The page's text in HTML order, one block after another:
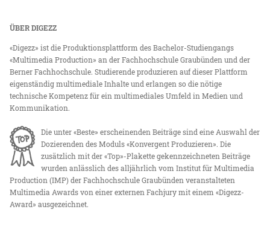
ÜBER DIGEZZ
«Digezz» ist die Produktionsplattform des Bachelor-Studiengangs
«Multimedia Production» an der Fachhochschule Graubünden und der
Berner Fachhochschule. Studierende produzieren auf dieser Plattform
eigenständig multimediale Inhalte und erlangen so die nötige
technische Kompetenz für ein multimediales Umfeld in Medien und
Kommunikation.
Die unter «Beste» erscheinenden Beiträge sind eine Auswahl der
Dozierenden des Moduls «Konvergent Produzieren». Die
zusätzlich mit der «Top»-Plakette gekennzeichneten Beiträge
wurden anlässlich des alljährlich vom Institut für Multimedia
Production (IMP) der Fachhochschule Graubünden veranstalteten
Multimedia Awards von einer externen Fachjury mit einem «Digezz-
Award» ausgezeichnet.